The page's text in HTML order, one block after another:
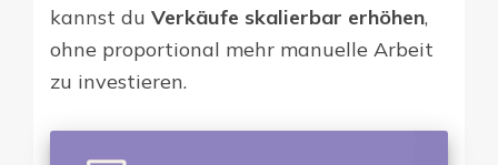
kannst du Verkäufe skalierbar erhöhen,
ohne proportional mehr manuelle Arbeit
zu investieren.